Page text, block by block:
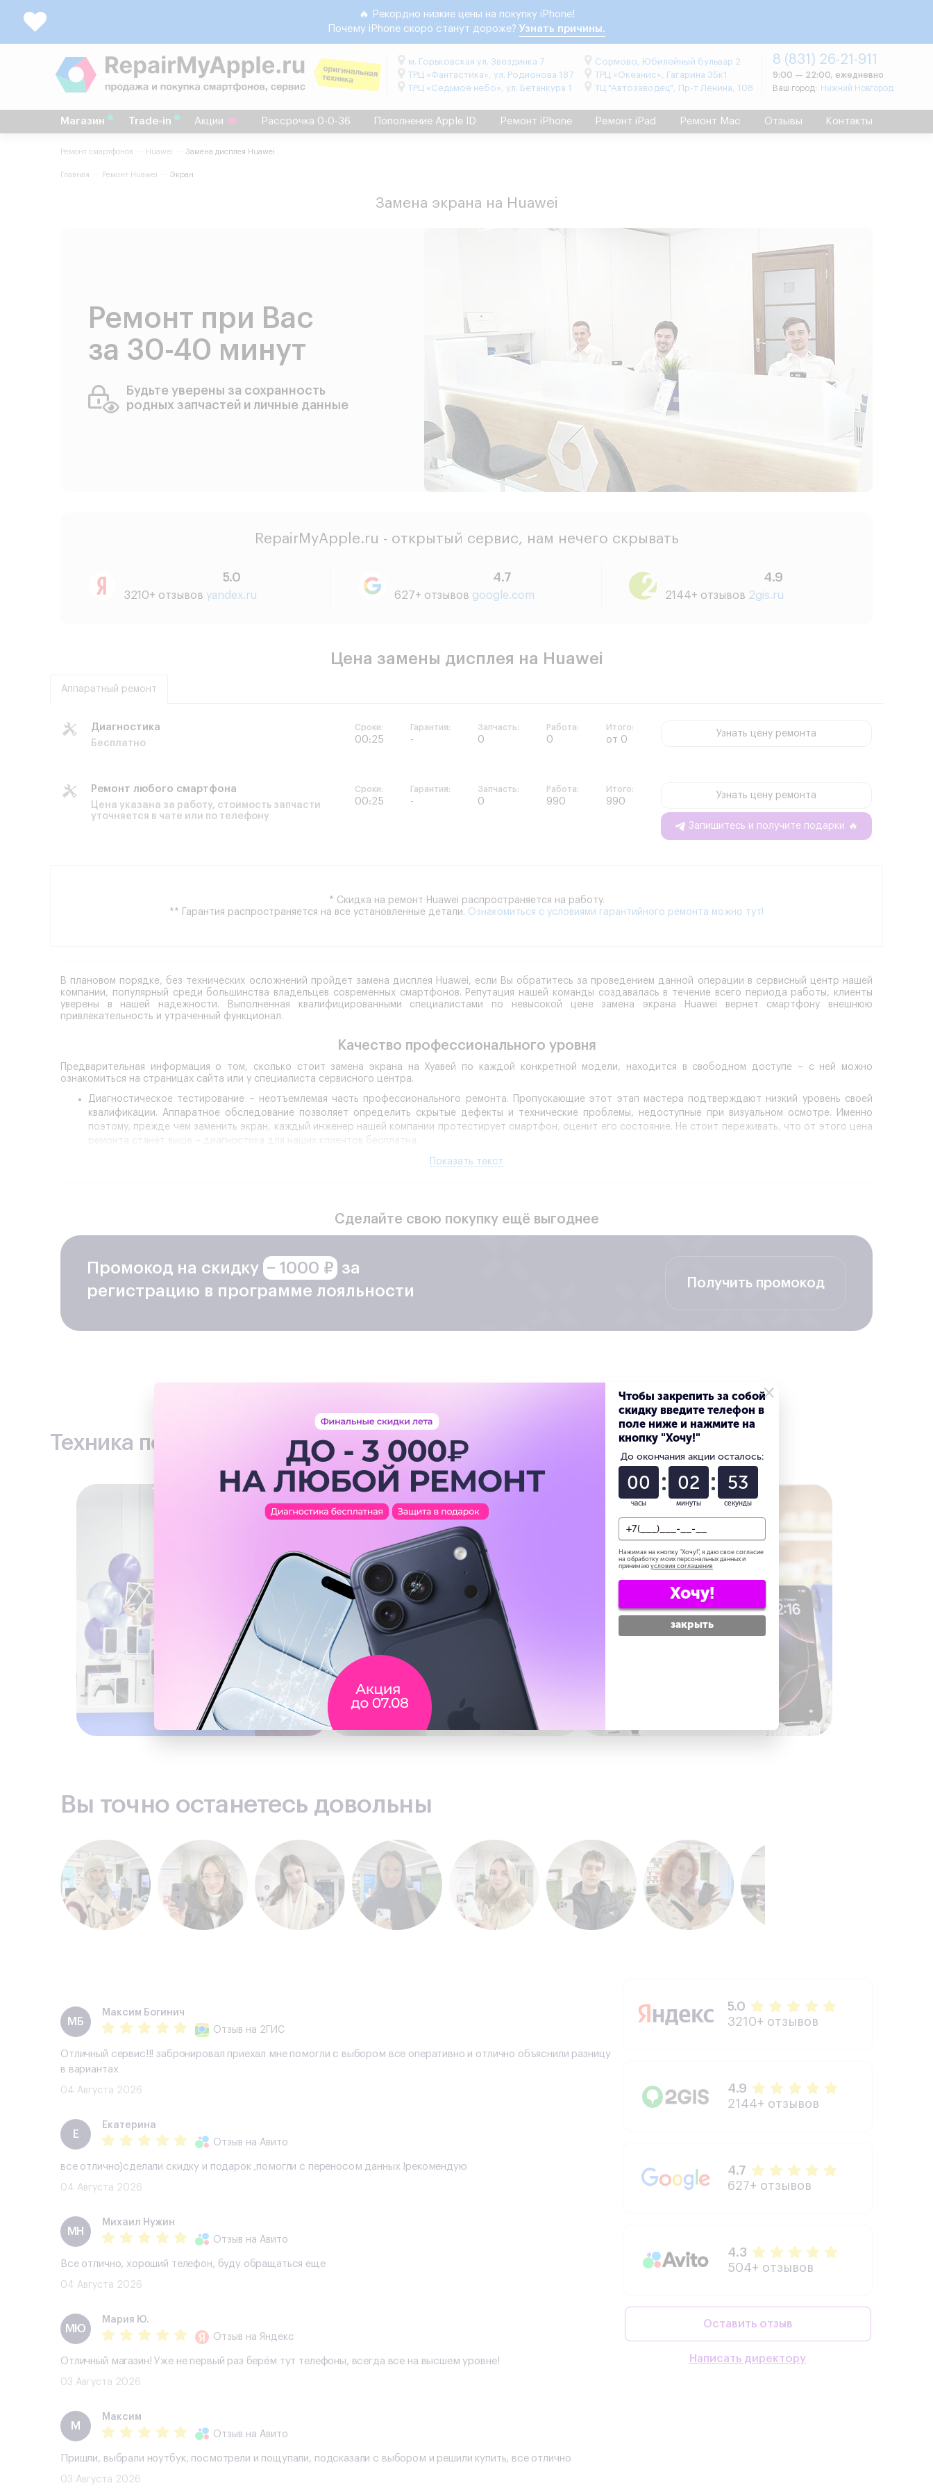
🔥 Рекордно низкие цены на покупку iPhone!
Почему iPhone скоро станут дороже? Узнать причины.
м. Горьковская ул. Звездинка 7
ТРЦ «Фантастика», ул. Родионова 187
ТРЦ «Седьмое небо», ул. Бетанкура 1
Сормово, Юбилейный бульвар 2
ТРЦ «Океанис», Гагарина 35к1
ТЦ "Автозаводец", Пр-т Ленина, 108
8 (831) 26-21-911
9:00 — 22:00, ежедневно
Ваш город:
Нижний Новгород
Магазин Trade-in Акции Рассрочка 0-0-36 Пополнение Apple ID Ремонт iPhone Ремонт iPad Ремонт Mac Отзывы Контакты
Ремонт смартфонов Huawei Замена дисплея Huawei
Главная Ремонт Huawei Экран
Замена экрана на Huawei
Ремонт при Вас
за 30-40 минут
Будьте уверены за сохранность
родных запчастей и личные данные
RepairMyApple.ru - открытый сервис, нам нечего скрывать
5.0
3210+ отзывов yandex.ru
4.7
627+ отзывов google.com
4.9
2144+ отзывов 2gis.ru
Цена замены дисплея на Huawei
Аппаратный ремонт
Диагностика
Бесплатно
Сроки:
00:25
Гарантия:
-
Запчасть:
0
Работа:
0
Итого:
от 0
Узнать цену ремонта
Ремонт любого смартфона
Цена указана за работу, стоимость запчасти
уточняется в чате или по телефону
Сроки:
00:25
Гарантия:
-
Запчасть:
0
Работа:
990
Итого:
990
Узнать цену ремонта
Запишитесь и получите подарки 🔥
* Скидка на ремонт Huawei распространяется на работу.
** Гарантия распространяется на все установленные детали. Ознакомиться с условиями гарантийного ремонта можно тут!
В плановом порядке, без технических осложнений пройдет замена дисплея Huawei, если Вы обратитесь за проведением данной операции в сервисный центр нашей
компании, популярный среди большинства владельцев современных смартфонов. Репутация нашей команды создавалась в течение всего периода работы, клиенты
уверены в нашей надежности. Выполненная квалифицированными специалистами по невысокой цене замена экрана Huawei вернет смартфону внешнюю
привлекательность и утраченный функционал.
Качество профессионального уровня
Предварительная информация о том, сколько стоит замена экрана на Хуавей по каждой конкретной модели, находится в свободном доступе – с ней можно
ознакомиться на страницах сайта или у специалиста сервисного центра.
Диагностическое тестирование – неотъемлемая часть профессионального ремонта. Пропускающие этот этап мастера подтверждают низкий уровень своей
квалификации. Аппаратное обследование позволяет определить скрытые дефекты и технические проблемы, недоступные при визуальном осмотре. Именно
поэтому, прежде чем заменить экран, каждый инженер нашей компании протестирует смартфон, оценит его состояние. Не стоит переживать, что от этого цена
Чтобы поменять экран на Хуавей инженер должен использовать профильный инструмент, знать конструктивные особенности моделей,
иметь опыт работы. Смартфоны Huawei известны своей прочностью, у большинства моделей дисплей посажен на клей, поэтому его демонтаж требует
В зависимости от модели шлейф, соединяющий плату и модуль может иметь разное расположение – под аккумулятором или над ним, от этого зависит, в какой
последовательности выполняется ремонт дисплея Хуавей. Поврежденный модуль с помощью специализированного инструмента аккуратно извлекается.
Установканового исправного элемента выполняется на заранее зачищенную, обезжиренную площадку. Дисплей крепится на новый слой клея, поэтому старый
Клиенты уверены в наших преимуществах
оптимальный выход – посещение сервисного центра нашей компании, опытные сотрудники которого решат любую задачу в кратчайшие сроки, так как имеют для
этого все необходимые возможности.
Современные надежные инструменты и аппаратура помогают инженерам оперативно и точно определять неисправности, их источники, подбирать самые
используемые в работе нашего сервиса проходят целый ряд проверок, подтверждающих их качество. Работаем только с надежными проверенными
производителями, без посредников, дополнительных затрат.
Показать текст
Сделайте свою покупку ещё выгоднее
Промокод на скидку − 1000 ₽ за
регистрацию в программе лояльности
Получить промокод
Техника по лучшим ценам – порадуйте себя и близких
Вы точно останетесь довольны
5.0
3210+ отзывов
4.9
2144+ отзывов
4.7
627+ отзывов
4.3
504+ отзывов
Оставить отзыв
Написать директору
МБ
Максим Богинич
Отзыв на 2ГИС
Отличный сервис!!! забронировал приехал мне помогли с выбором все оперативно и отлично объяснили разницу
в вариантах
04 Августа 2026
Е
Екатерина
Отзыв на Авито
все отлично)сделали скидку и подарок ,помогли с переносом данных !рекомендую
04 Августа 2026
МН
Михаил Нужин
Отзыв на Авито
Все отлично, хороший телефон, буду обращаться еще
04 Августа 2026
МЮ
Мария Ю.
Отзыв на Яндекс
Отличный магазин! Уже не первый раз берём тут телефоны, всегда все на высшем уровне!
03 Августа 2026
М
Максим
Отзыв на Авито
Пришли, выбрали ноутбук, посмотрели и пощупали, подсказали с выбором и решили купить, все отлично
03 Августа 2026
×
Чтобы закрепить за собой
скидку введите телефон в
поле ниже и нажмите на
кнопку "Хочу!"
До окончания акции осталось:
00
часы
02
минуты
52
секунды
Нажимая на кнопку "Хочу!", я даю свое согласие
на обработку моих персональных данных и
принимаю условия соглашения
Хочу!
закрыть